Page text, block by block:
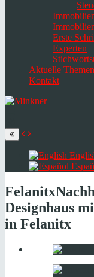
Erste
Experten
Aktuelle Themen
Kontakt
language
Felanitx
Designhaus
in Felanitx